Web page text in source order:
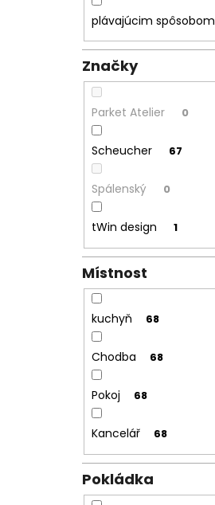
plávajúcim spôsobom
Značky
Parket Atelier 0
Scheucher 67
Spálenský 0
tWin design 1
Místnost
kuchyň 68
Chodba 68
Pokoj 68
Kancelář 68
Pokládka